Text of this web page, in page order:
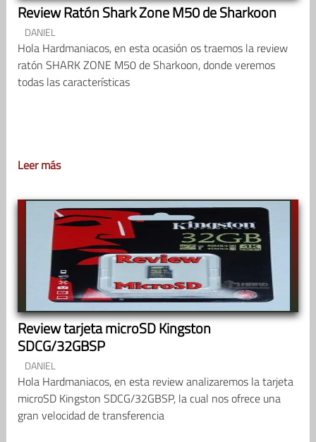
Review Ratón Shark Zone M50 de Sharkoon
DANIEL
Hola Hardmaniacos, en esta ocasión os traemos la review
ratón SHARK ZONE M50 de Sharkoon, donde veremos
todas las características
Leer más
Review tarjeta microSD Kingston
SDCG/32GBSP
DANIEL
Hola Hardmaniacos, en esta review analizaremos la tarjeta
microSD Kingston SDCG/32GBSP, la cual nos ofrece una
gran velocidad de transferencia